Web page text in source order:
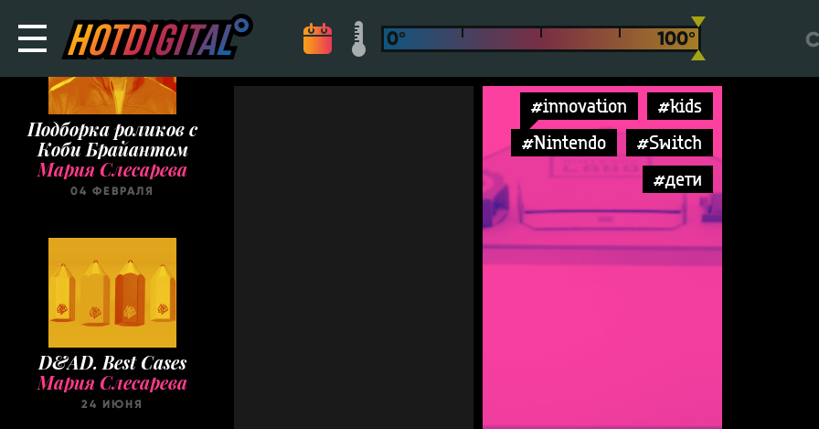
Подборка роликов с
Коби Брайантом
Мария Слесарева
04 ФЕВРАЛЯ
D&AD. Best Cases
Мария Слесарева
24 ИЮНЯ
#innovation
#kids
#Nintendo
#Switch
#дети